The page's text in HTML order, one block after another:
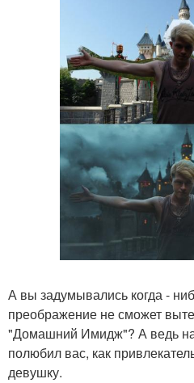
А вы задумывались когда -
преображение не сможет
"Домашний Имидж"? А ведь
полюбил вас, как
девушку.